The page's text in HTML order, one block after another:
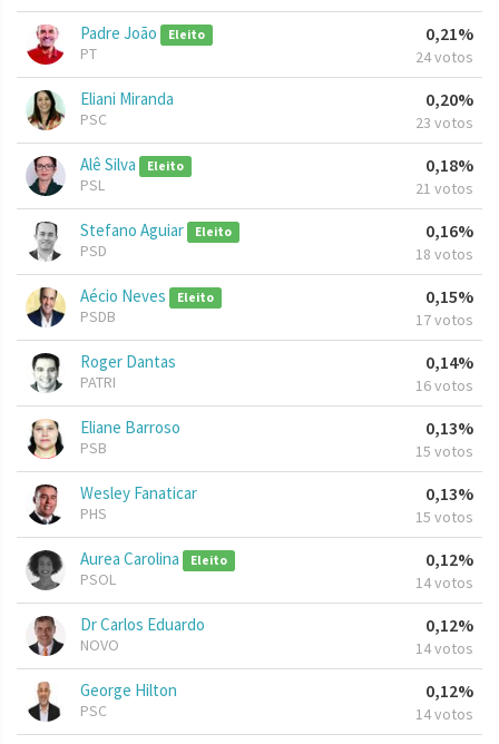
Padre João Eleito
PT
0,21%
24 votos
Eliani Miranda
PSC
0,20%
23 votos
Alê Silva Eleito
PSL
0,18%
21 votos
Stefano Aguiar Eleito
PSD
0,16%
18 votos
Aécio Neves Eleito
PSDB
0,15%
17 votos
Roger Dantas
PATRI
0,14%
16 votos
Eliane Barroso
PSB
0,13%
15 votos
Wesley Fanaticar
PHS
0,13%
15 votos
Aurea Carolina Eleito
PSOL
0,12%
14 votos
Dr Carlos Eduardo
NOVO
0,12%
14 votos
George Hilton
PSC
0,12%
14 votos